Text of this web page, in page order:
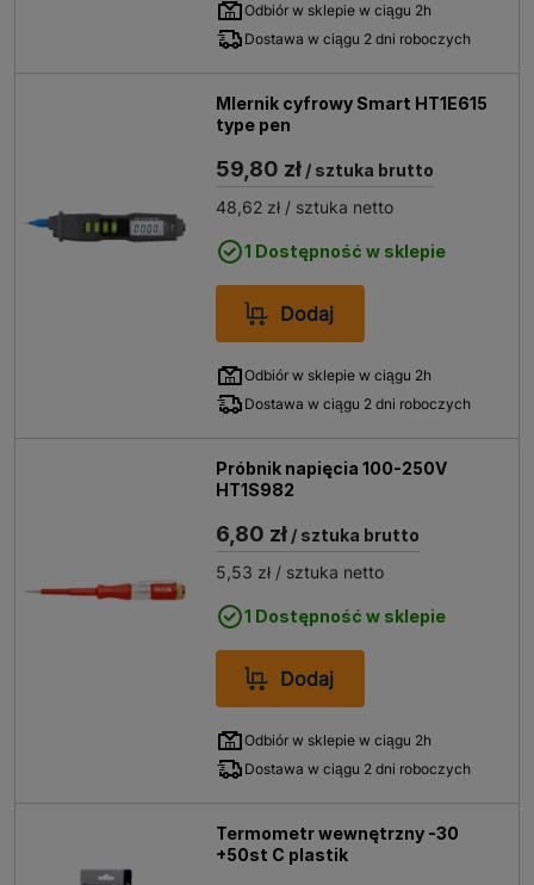
Odbiór w sklepie w ciągu 2h
Dostawa w ciągu 2 dni roboczych
MIernik cyfrowy Smart HT1E615
type pen
59,80 zł / sztuka brutto
48,62 zł / sztuka netto
1 Dostępność w sklepie
Dodaj
Odbiór w sklepie w ciągu 2h
Dostawa w ciągu 2 dni roboczych
Próbnik napięcia 100-250V
HT1S982
6,80 zł / sztuka brutto
5,53 zł / sztuka netto
1 Dostępność w sklepie
Dodaj
Odbiór w sklepie w ciągu 2h
Dostawa w ciągu 2 dni roboczych
Termometr wewnętrzny -30
+50st C plastik